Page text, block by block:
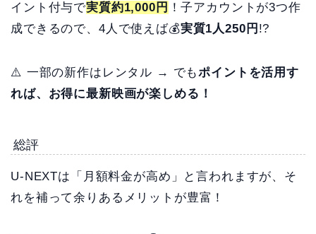
イント付与で実質約1,000円 ！子アカウントが3つ作
成できるので、4人で使えば💰実質1人250円 !?
⚠️ 一部の新作はレンタル → でもポイントを活用す
れば、お得に最新映画が楽しめる！
総評
U-NEXTは「月額料金が高め」と言われますが、そ
れを補って余りあるメリットが豊富！